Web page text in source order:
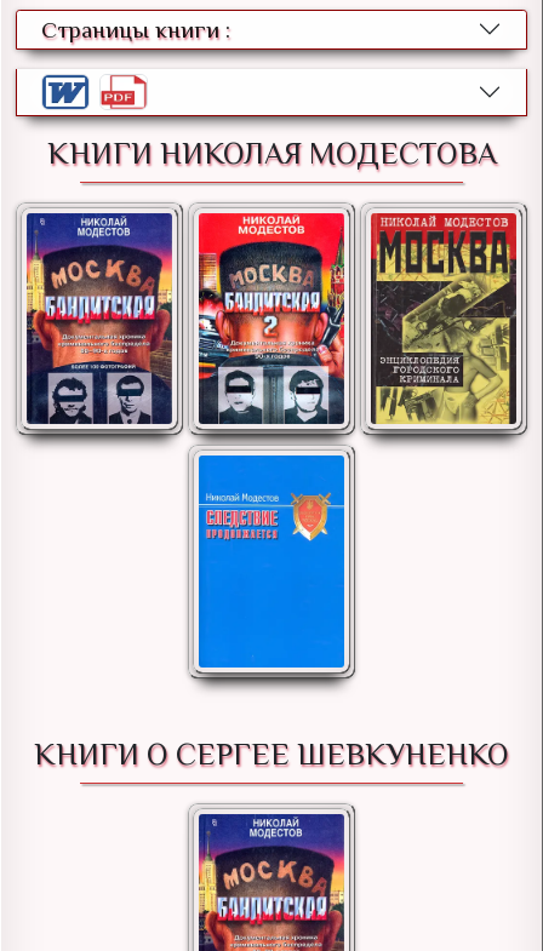
Страницы книги :
КНИГИ НИКОЛАЯ МОДЕСТОВА
КНИГИ О СЕРГЕЕ ШЕВКУНЕНКО